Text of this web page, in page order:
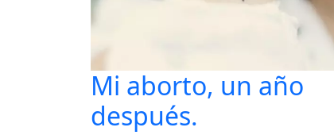
Mi aborto, un año
después.